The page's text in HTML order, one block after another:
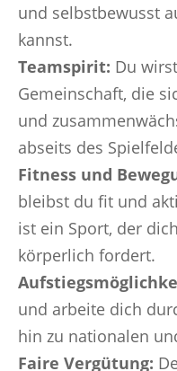
und selbstbewusst
kannst.
Teamspirit: Du
Gemeinschaft, die
und
abseits des
Fitness und
bleibst du fit und
ist ein Sport, der
körperlich fordert.
und arbeite dich
hin zu nationalen
Faire Vergütung: